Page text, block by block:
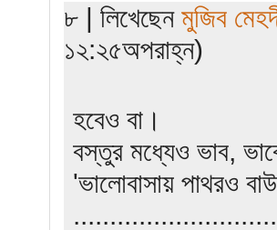
৮ | লিখেছেন মুজিব
১২:২৫অপরাহ্ন)
হবেও বা।
বস্তুর মধ্যেও ভাব,
'ভালোবাসায় পাথরও